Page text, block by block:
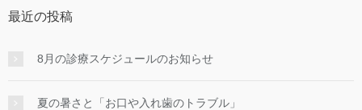
最近の投稿
8月の診療スケジュールのお知らせ
夏の暑さと「お口や入れ歯のトラブル」